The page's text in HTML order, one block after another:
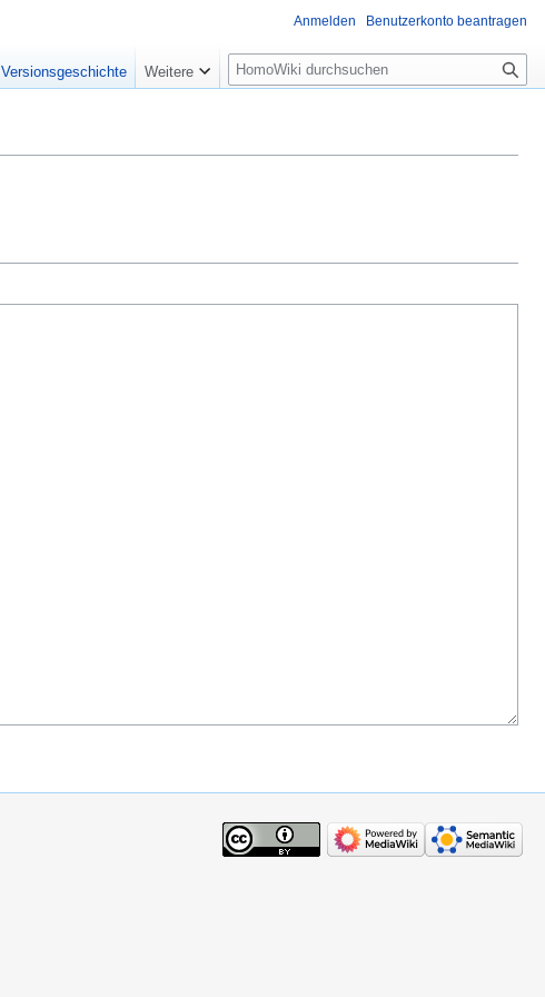
Anmelden Benutzerkonto beantragen
Versionsgeschichte Weitere
Suche